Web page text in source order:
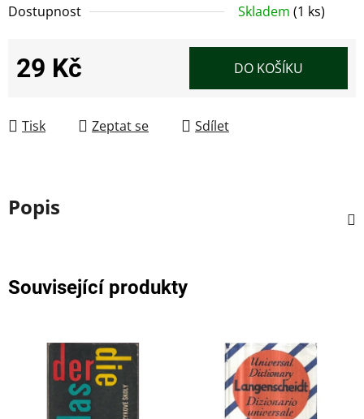
Dostupnost Skladem (1 ks)
29 Kč DO KOŠÍKU
Tisk Zeptat se Sdílet
Popis
Související produkty